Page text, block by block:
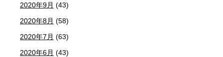
2020年9月 (43)
2020年8月 (58)
2020年7月 (63)
2020年6月 (43)